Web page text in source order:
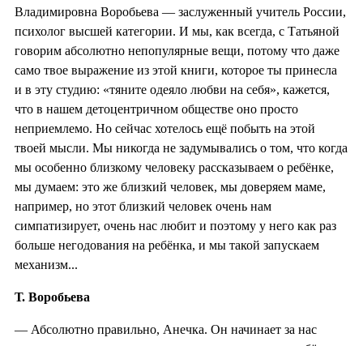
Владимировна Воробьева — заслуженный учитель России,
психолог высшей категории. И мы, как всегда, с Татьяной
говорим абсолютно непопулярные вещи, потому что даже
само твое выражение из этой книги, которое ты принесла
и в эту студию: «тяните одеяло любви на себя», кажется,
что в нашем детоцентричном обществе оно просто
неприемлемо. Но сейчас хотелось ещё побыть на этой
твоей мысли. Мы никогда не задумывались о том, что когда
мы особенно близкому человеку рассказываем о ребёнке,
мы думаем: это же близкий человек, мы доверяем маме,
например, но этот близкий человек очень нам
симпатизирует, очень нас любит и поэтому у него как раз
больше негодования на ребёнка, и мы такой запускаем
механизм...
Т. Воробьева
— Абсолютно правильно, Анечка. Он начинает за нас